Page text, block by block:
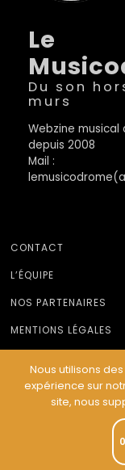
Le
Du son
murs
Webzine
depuis 2008
Mail :
CONTACT
L’ÉQUIPE
NOS PARTENAIRES
MENTIONS LÉGALES
© Le
Nous utilisons
expérience sur
site, nous